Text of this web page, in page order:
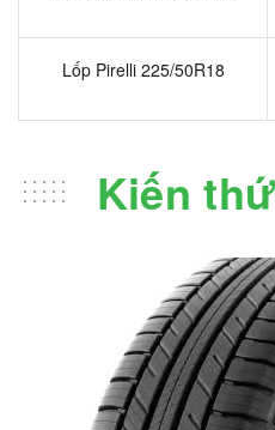
Lốp Pirelli 225/50R18
Kiến